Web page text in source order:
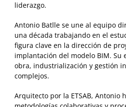
liderazgo.
Antonio Batlle se une al equipo
una década trabajando en el
figura clave en la dirección de
implantación del modelo BIM. Su
obra, industrialización y gestión
complejos.
Arquitecto por la ETSAB, Antonio